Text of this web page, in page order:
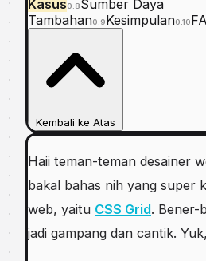
Kasus0.8Sumber Daya
Tambahan0.9Kesimpulan0.10
Kembali ke Atas
Haii teman-teman desainer
bakal bahas nih yang super
web, yaitu CSS Grid. Bener-
jadi gampang dan cantik.